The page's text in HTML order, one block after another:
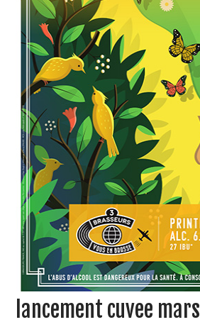
lancement cuvee mars